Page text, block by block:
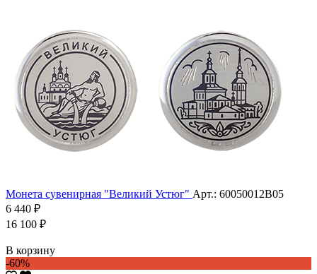
Монета сувенирная "Великий Устюг" Арт.: 60050012В05
6 440 ₽
16 100 ₽
В корзину
-60%